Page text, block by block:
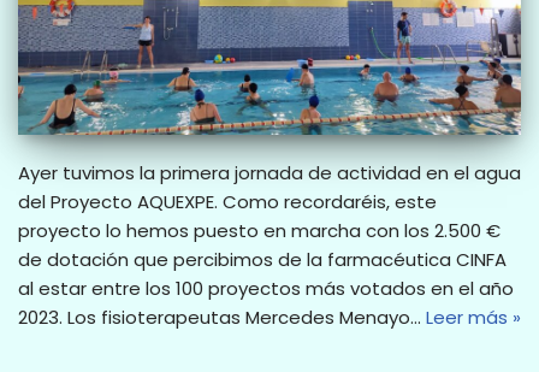
Ayer tuvimos la primera jornada de actividad en el agua
del Proyecto AQUEXPE. Como recordaréis, este
proyecto lo hemos puesto en marcha con los 2.500 €
de dotación que percibimos de la farmacéutica CINFA
al estar entre los 100 proyectos más votados en el año
2023. Los fisioterapeutas Mercedes Menayo… Leer más »